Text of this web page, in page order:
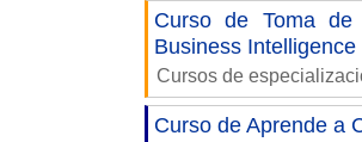
Curso de Toma de
Business Intelligence
Cursos de
Curso de Aprende a